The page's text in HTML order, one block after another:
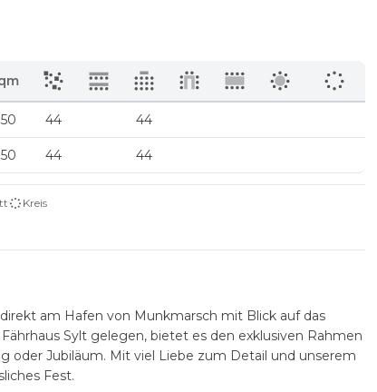
50 44 44
50 44 44
Kreis
am Hafen von Munkmarsch mit Blick auf das
Sylt gelegen, bietet es den exklusiven Rahmen
oder Jubiläum. Mit viel Liebe zum Detail und unserem
Fest.